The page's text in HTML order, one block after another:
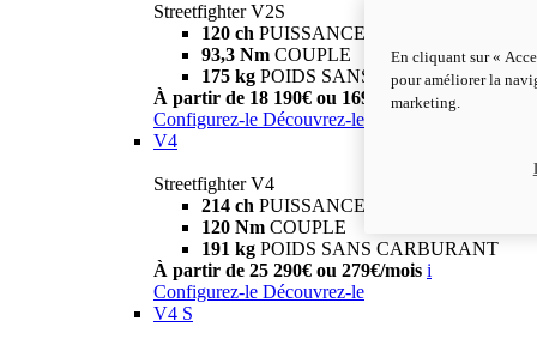
Streetfighter V2S
120 ch PUISSANCE
93,3 Nm COUPLE
175 kg POIDS SANS CARBURANT
À partir de 18 190€ ou 169€/mois i
Configurez-le Découvrez-le
V4
Streetfighter V4
214 ch PUISSANCE
120 Nm COUPLE
191 kg POIDS SANS CARBURANT
À partir de 25 290€ ou 279€/mois i
Configurez-le Découvrez-le
V4 S
En cliquant sur «
pour améliorer la
marketing.